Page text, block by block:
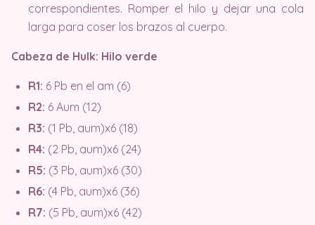
correspondientes. Romper el hilo y dejar una cola
larga para coser los brazos al cuerpo.
Cabeza de Hulk: Hilo verde
R1: 6 Pb en el am (6)
R2: 6 Aum (12)
R3: (1 Pb, aum)x6 (18)
R4: (2 Pb, aum)x6 (24)
R5: (3 Pb, aum)x6 (30)
R6: (4 Pb, aum)x6 (36)
R7: (5 Pb, aum)x6 (42)